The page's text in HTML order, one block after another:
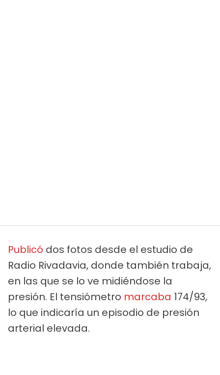
Publicó dos fotos desde el estudio de
Radio Rivadavia, donde también trabaja,
en las que se lo ve midiéndose la
presión. El tensiómetro marcaba 174/93,
lo que indicaría un episodio de presión
arterial elevada.